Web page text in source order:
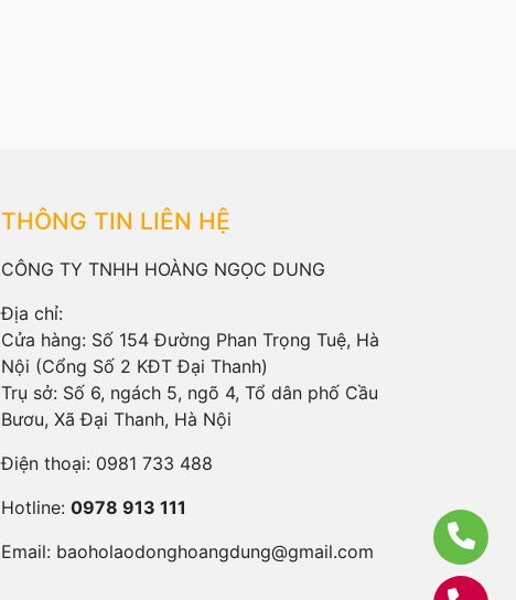
THÔNG TIN LIÊN HỆ
CÔNG TY TNHH HOÀNG NGỌC DUNG
Địa chỉ:
Cửa hàng: Số 154 Đường Phan Trọng Tuệ, Hà
Nội (Cổng Số 2 KĐT Đại Thanh)
Trụ sở: Số 6, ngách 5, ngõ 4, Tổ dân phố Cầu
Bươu, Xã Đại Thanh, Hà Nội
Điện thoại: 0981 733 488
Hotline: 0978 913 111
Email: baoholaodonghoangdung@gmail.com